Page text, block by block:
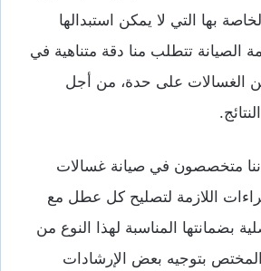
بها التي لا يمكن استبدالها
الصيانة تتطلب منا دقة متناهية في
الغسالات على حدة، من أجل
متخصصون في صيانة غسالات
اللازمة لتصليح كل عطل مع
بضمانتها المناسبة لهذا النوع من
المختص بتوجيه بعض الإرشادات